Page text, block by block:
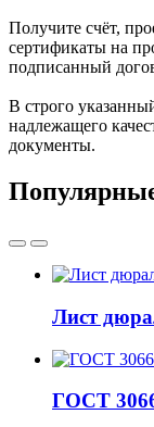
Получите счёт,
сертификаты на
подписанный
В строго
надлежащего
документы.
Лист
ГОСТ